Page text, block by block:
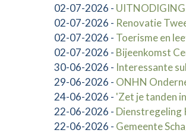
02-07-2026 -
02-07-2026 - Renovatie
02-07-2026 - Toerisme en
02-07-2026 - Bijeenkomst
30-06-2026 - Interessante
29-06-2026 - ONHN
24-06-2026 - 'Zet je tanden
22-06-2026 - Dienstregeling
22-06-2026 - Gemeente